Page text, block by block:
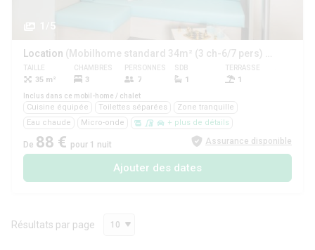
1/5
Location (Mobilhome standard 34m² (3 ch-6/7 pers) + terrasse)
TAILLE
35 m²
CHAMBRES
3
PERSONNES
7
SDB
1
TERRASSE
1
Inclus dans ce mobil-home / chalet
Cuisine équipée Toilettes séparées
Zone tranquille
Eau chaude
Micro-onde + plus de détails
De 88 € pour 1 nuit Assurance disponible
Ajouter des dates
Résultats par page 10